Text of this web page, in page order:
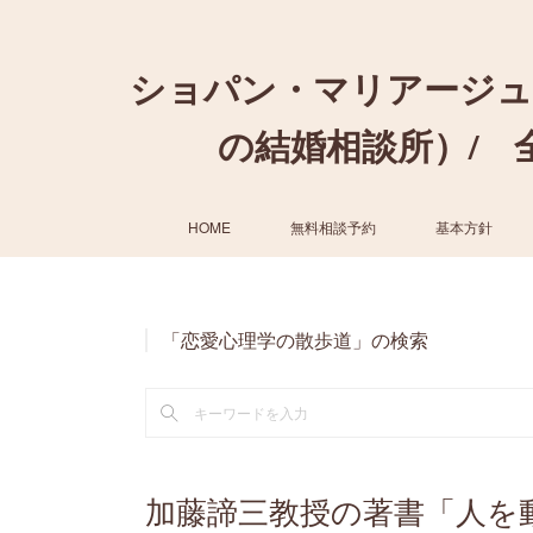
ショパン・マリアージ
の結婚相談所）/
HOME 無料相談予約 基本方針
「恋愛心理学の散歩道」の検索
加藤諦三教授の著書「人